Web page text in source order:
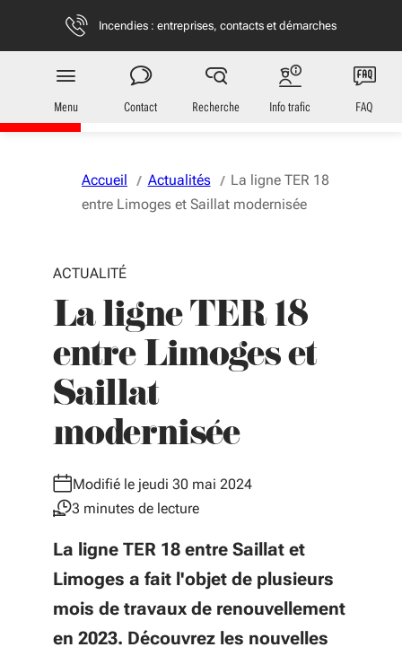
Vous naviguez en mode anonymisé,
Incendies : entreprises, contacts et démarches
Transports
en Nouvelle-Aquitaine
Menu Contact Recherche Info trafic FAQ
Accueil Actualités
La ligne TER 18
entre Limoges et Saillat modernisée
ACTUALITÉ
La ligne TER 18
entre Limoges et
Saillat
modernisée
Modifié le jeudi 30 mai 2024
3 minutes de lecture
La ligne TER 18 entre Saillat et
Limoges a fait l'objet de plusieurs
mois de travaux de renouvellement
en 2023. Découvrez les nouvelles